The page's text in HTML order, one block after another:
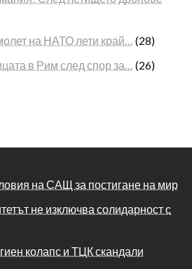
на НАТО лети край… (28)
в Рим след спор за… (26)
на САЩ за постигане на мир
не изключва солидарност с
колапс и ТЦК скандали